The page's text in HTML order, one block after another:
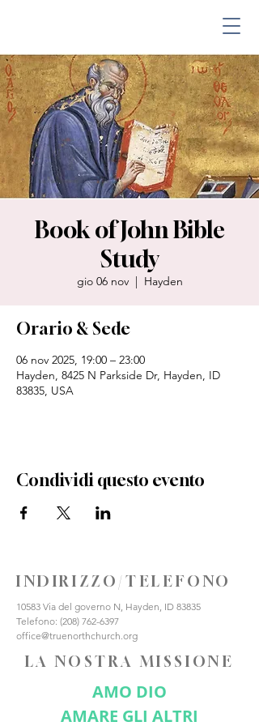
Book of John Bible
Study
gio 06 nov
  |
Hayden
Orario & Sede
06 nov 2025, 19:00 – 23:00
Hayden, 8425 N Parkside Dr, Hayden, ID
83835, USA
Condividi questo evento
INDIRIZZO/TELEFONO
10583 Via del governo N, Hayden, ID 83835
Telefono: (208) 762-6397
office@truenorthchurch.org
LA NOSTRA MISSIONE
AMO DIO
AMARE GLI ALTRI